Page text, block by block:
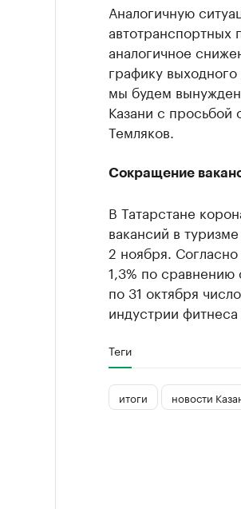
Аналогичную
аналогичное
графику
мы будем
Казани с просьбой
Темляков.
Сокращение
В Татарстане
вакансий в
2 ноября.
1,3% по сравнению
по 31 октября
индустрии
Теги
итоги новости